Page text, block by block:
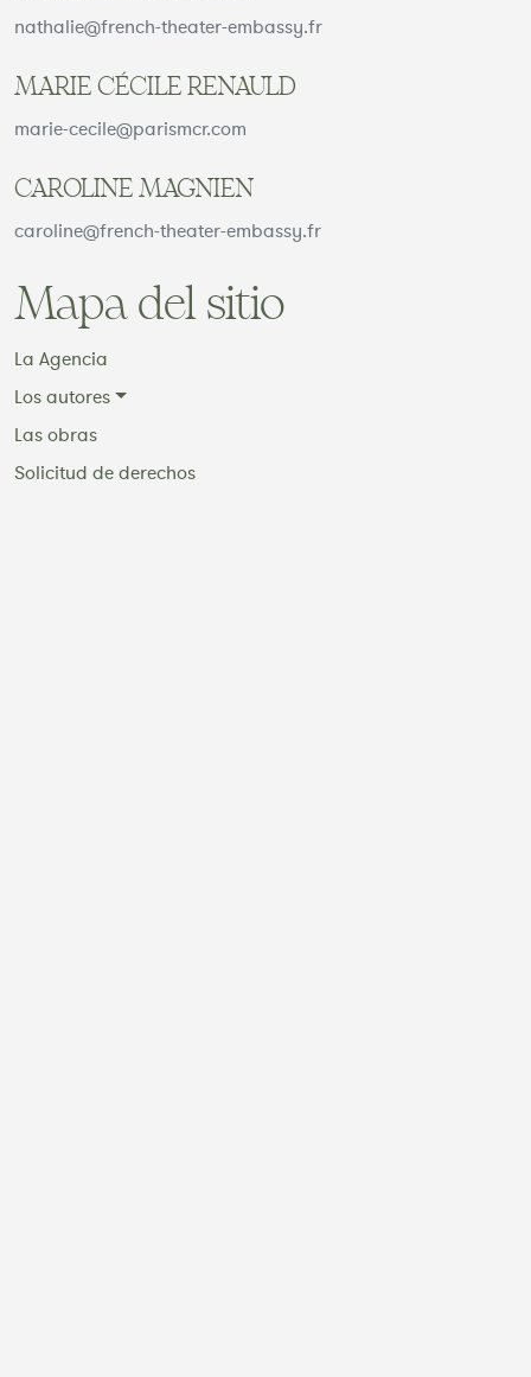
nathalie@french-theater-embassy.fr
MARIE CÉCILE RENAULD
marie-cecile@parismcr.com
CAROLINE MAGNIEN
caroline@french-theater-embassy.fr
Mapa del sitio
La Agencia
Los autores
Las obras
Solicitud de derechos